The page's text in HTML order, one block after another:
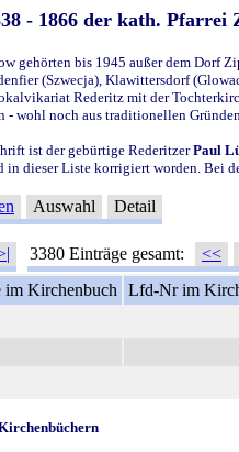
- 1866 der kath.
gehörten bis 1945 außer dem Dorf
(Szwecja), Klawittersdorf
Rederitz mit der
- wohl noch aus traditionellen
ist der gebürtige RederitzerPaul
in dieser Liste korrigiert worden. Bei
Auswahl Detail
3380 Einträge gesamt: <<
im Kirchenbuch Lfd-Nr im